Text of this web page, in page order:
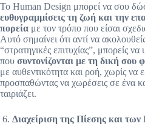
Το Human Design μπορεί να σου
ευθυγραμμίσεις τη ζωή και την
πορεία με τον τρόπο που είσαι
Αυτό σημαίνει ότι αντί να
“στρατηγικές επιτυχίας”, μπορείς να
που συντονίζονται με τη δική σου
με αυθεντικότητα και ροή, χωρίς να
προσπαθώντας να χωρέσεις σε ένα
ταιριάζει.
6. Διαχείριση της Πίεσης και